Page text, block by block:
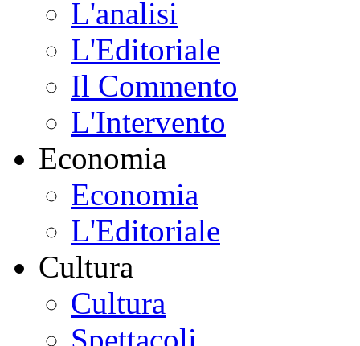
L'analisi
L'Editoriale
Il Commento
L'Intervento
Economia
Economia
L'Editoriale
Cultura
Cultura
Spettacoli